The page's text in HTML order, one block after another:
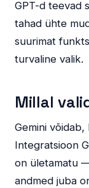
GPT-d teevad
tahad ühte
suurimat
turvaline valik.
Millal
Gemini
Integratsioon
on ületamatu
andmed juba